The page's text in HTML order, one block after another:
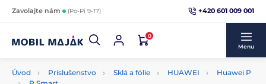
Zavolajte nám (Po-Pi 9-17) +420 601 009 001
0
Menu
Úvod Príslušenstvo Sklá a fólie HUAWEI
Huawei P